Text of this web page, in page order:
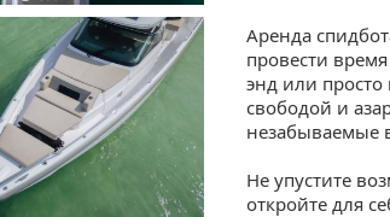
Аренда
провести
энд или
свободой и
незабываемые
Не упустите
откройте для